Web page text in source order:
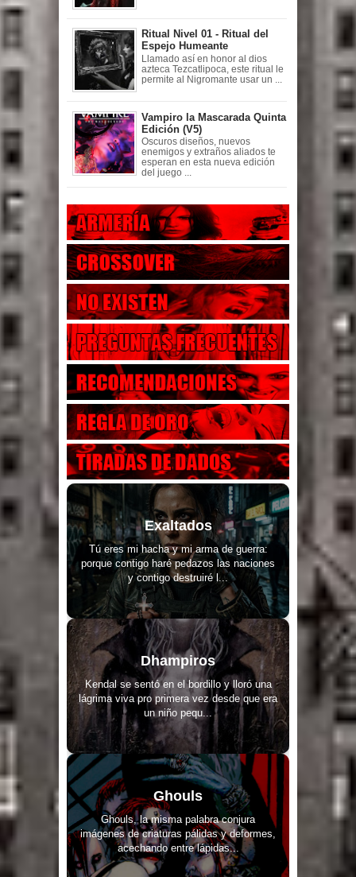
Ritual Nivel 01 - Ritual del
Espejo Humeante
Llamado así en honor al dios
azteca Tezcatlipoca, este ritual le
permite al Nigromante usar un ...
Vampiro la Mascarada Quinta
Edición (V5)
Oscuros diseños, nuevos
enemigos y extraños aliados te
esperan en esta nueva edición
del juego ...
Exaltados
Tú eres mi hacha y mi arma de guerra:
porque contigo haré pedazos las naciones
y contigo destruiré l...
Dhampiros
Kendal se sentó en el bordillo y lloró una
lágrima viva pro primera vez desde que era
un niño pequ...
Ghouls
Ghouls, la misma palabra conjura
imágenes de criaturas pálidas y deformes,
acechando entre lápidas...